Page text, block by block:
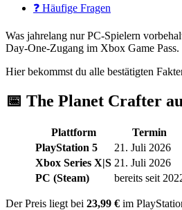
❓ Häufige Fragen
Was jahrelang nur PC-Spielern
Day-One-Zugang im Xbox Game
Hier bekommst du alle bestätigten
📅 The Planet Crafter
Plattform Termin
PlayStation 5
21. Juli 2026
Xbox Series X|S 21. Juli 2026
PC (Steam)
bereits seit
Der Preis liegt bei 23,99 € im